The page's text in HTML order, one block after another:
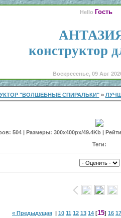
Hello Гость
конструктор
Воскресенье, 09 Авг
"ВОЛШЕБНЫЕ СПИРАЛЬКИ"»
504 | Размеры: 300x400px/49.4Kb |
Теги:
« Предыдущая | 10 11 12 13 14 [15] 16 17